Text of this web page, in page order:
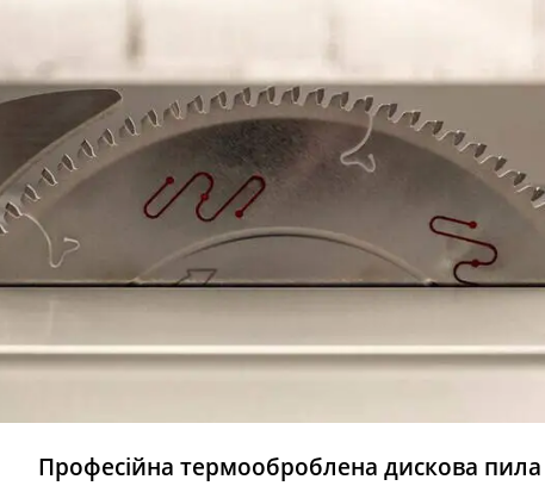
Професійна термооброблена дискова пила